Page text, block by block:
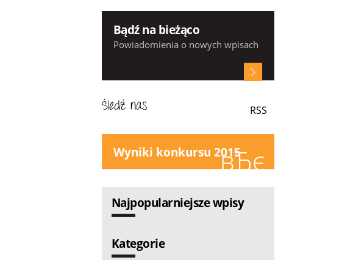
Powiadamiaj mnie o nowych komentarzach w tym wpisie
Bądź na bieżąco
Powiadomienia o nowych wpisach
RSS
Wyniki konkursu 2015
Najpopularniejsze wpisy
Kategorie